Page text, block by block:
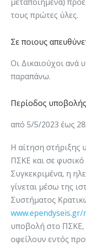
τους πρώτες ύλες.
Σε ποιους
Οι Δικαιούχοι ανά
παραπάνω.
Περίοδος υποβολής
από 5/5/2023 έως
Η αίτηση στήριξης
ΠΣΚΕ και σε
Συγκεκριμένα, η
γίνεται μέσω της
Συστήματος
www.ependyseis.gr/
υποβολή στο ΠΣΚΕ,
οφείλουν εντός